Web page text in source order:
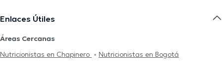
Enlaces Útiles
Áreas Cercanas
Nutricionistas en Chapinero
Nutricionistas en Bogotá